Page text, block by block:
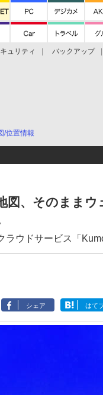
ュリティ バックアップ
/位置情報
図、そのまま
ラウドサービス「
シェア はて